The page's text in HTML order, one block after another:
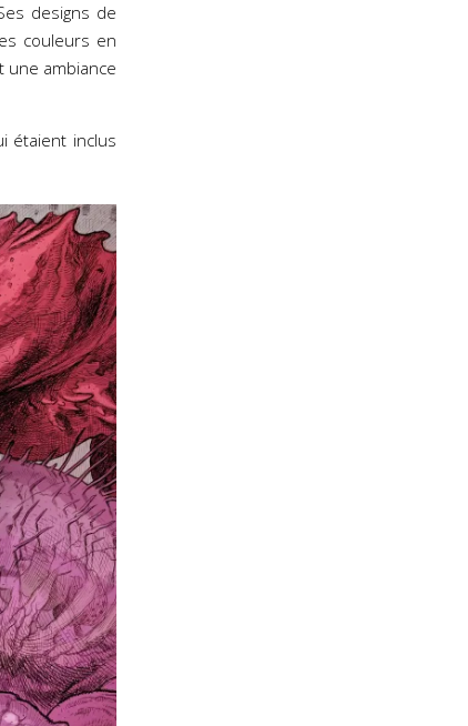
designs de
couleurs en
une ambiance
étaient inclus